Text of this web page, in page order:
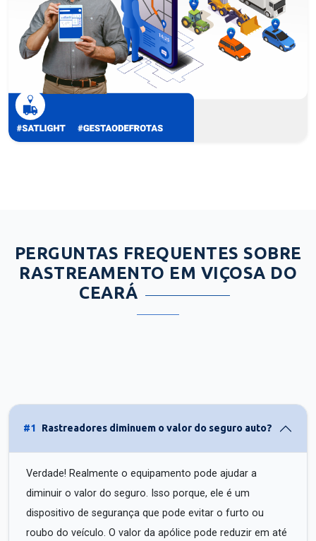
PERGUNTAS FREQUENTES SOBRE
RASTREAMENTO EM VIÇOSA DO
CEARÁ
#1 Rastreadores diminuem o valor do seguro auto?
Verdade! Realmente o equipamento pode ajudar a
diminuir o valor do seguro. Isso porque, ele é um
dispositivo de segurança que pode evitar o furto ou
roubo do veículo. O valor da apólice pode reduzir em até